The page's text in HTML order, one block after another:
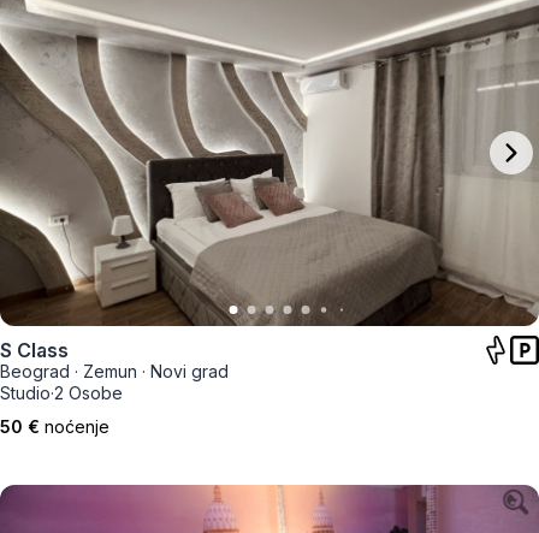
S Class
Beograd · Zemun · Novi grad
Studio·2 Osobe
50 € noćenje